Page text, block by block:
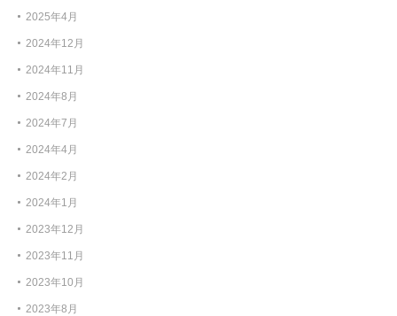
2025年4月
2024年12月
2024年11月
2024年8月
2024年7月
2024年4月
2024年2月
2024年1月
2023年12月
2023年11月
2023年10月
2023年8月